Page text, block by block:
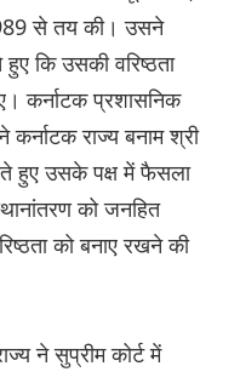
से तय की। उसने
कि उसकी वरिष्ठता
कर्नाटक प्रशासनिक
कर्नाटक राज्य बनाम श्री
हुए उसके पक्ष में फैसला
को जनहित
को बनाए रखने की
ने सुप्रीम कोर्ट में